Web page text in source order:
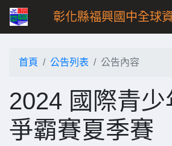
彰化縣福興國中全球
首頁 公告列表 公告內容
2024 國際青
爭霸賽夏季賽